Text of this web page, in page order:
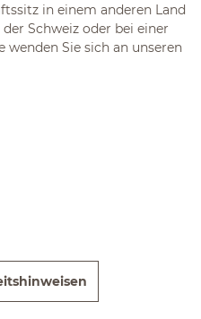
in einem anderen Land
Schweiz oder bei einer
wenden Sie sich an unseren